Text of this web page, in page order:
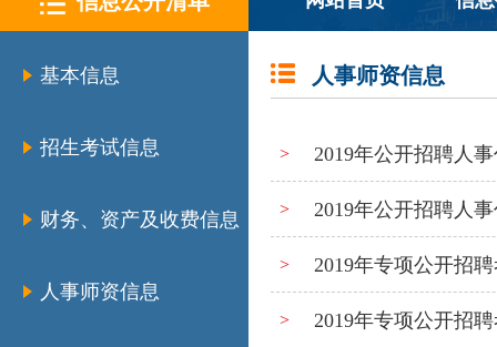
基本信息
招生考试信息
财务、资产及收费信息
人事师资信息
人事师资信息
> 2019年公开招聘人
> 2019年公开招聘人
> 2019年专项公开招
> 2019年专项公开招